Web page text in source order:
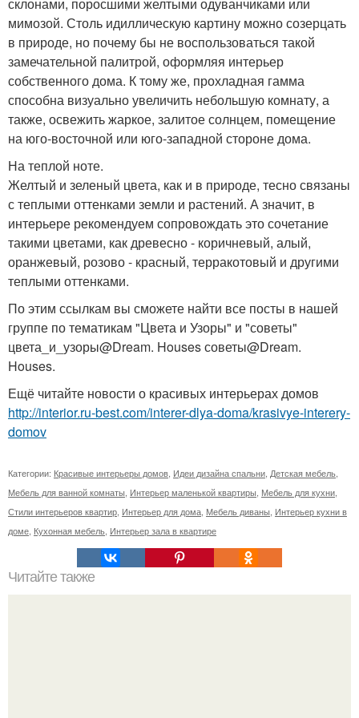
склонами, поросшими желтыми одуванчиками или
мимозой. Столь идиллическую картину можно созерцать
в природе, но почему бы не воспользоваться такой
замечательной палитрой, оформляя интерьер
собственного дома. К тому же, прохладная гамма
способна визуально увеличить небольшую комнату, а
также, освежить жаркое, залитое солнцем, помещение
на юго-восточной или юго-западной стороне дома.
На теплой ноте.
Желтый и зеленый цвета, как и в природе, тесно связаны
с теплыми оттенками земли и растений. А значит, в
интерьере рекомендуем сопровождать это сочетание
такими цветами, как древесно - коричневый, алый,
оранжевый, розово - красный, терракотовый и другими
теплыми оттенками.
По этим ссылкам вы сможете найти все посты в нашей
группе по тематикам "Цвета и Узоры" и "советы"
цвета_и_узоры@Dream. Houses советы@Dream.
Houses.
Ещё читайте новости о красивых интерьерах домов
http://interior.ru-best.com/interer-dlya-doma/krasivye-interery-
domov
Категории: Красивые интерьеры домов, Идеи дизайна спальни, Детская мебель,
Мебель для ванной комнаты, Интерьер маленькой квартиры, Мебель для кухни,
Стили интерьеров квартир, Интерьер для дома, Мебель диваны, Интерьер кухни в
доме, Кухонная мебель, Интерьер зала в квартире
Читайте также